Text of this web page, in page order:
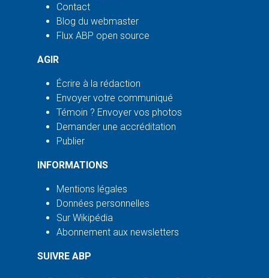
Contact
Blog du webmaster
Flux ABP open source
AGIR
Écrire à la rédaction
Envoyer votre communiqué
Témoin ? Envoyer vos photos
Demander une accréditation
Publier
INFORMATIONS
Mentions légales
Données personnelles
Sur Wikipédia
Abonnement aux newsletters
SUIVRE ABP